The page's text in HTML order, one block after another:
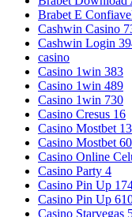
Brabet E
Cashwin Casino
Cashwin Login
casino
Casino 1win 383
Casino 1win 489
Casino 1win 730
Casino Cresus 16
Casino Mostbet
Casino Mostbet
Casino Online
Casino Party 4
Casino Pin Up
Casino Pin Up
Casino Starvegas